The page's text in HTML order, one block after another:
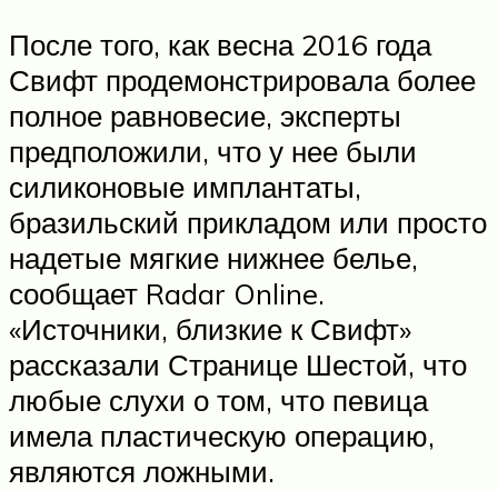
После того, как весна 2016 года
Свифт продемонстрировала более
полное равновесие, эксперты
предположили, что у нее были
силиконовые имплантаты,
бразильский прикладом или просто
надетые мягкие нижнее белье,
сообщает Radar Online.
«Источники, близкие к Свифт»
рассказали Странице Шестой, что
любые слухи о том, что певица
имела пластическую операцию,
являются ложными.